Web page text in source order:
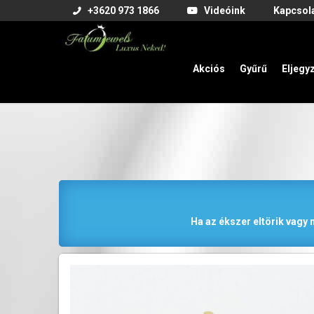
+3620 973 1866 Videóink
Akciós Gyűrű
Ha az ékszer eltörik vagy